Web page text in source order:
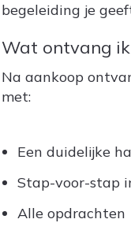
begeleiding je
Wat ontvang
Na aankoop
met:
Een duidelijke
Stap-voor-stap
Alle opdrachten